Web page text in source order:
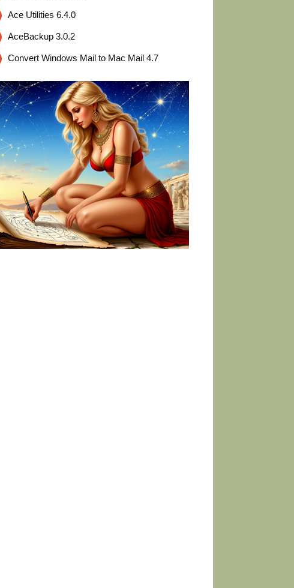
Ace Utilities 6.4.0
AceBackup 3.0.2
Convert Windows Mail to Mac Mail 4.7